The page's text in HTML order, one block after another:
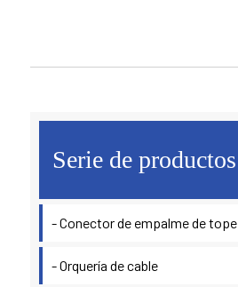
Serie de productos
- Conector de empalme de tope
- Orquería de cable